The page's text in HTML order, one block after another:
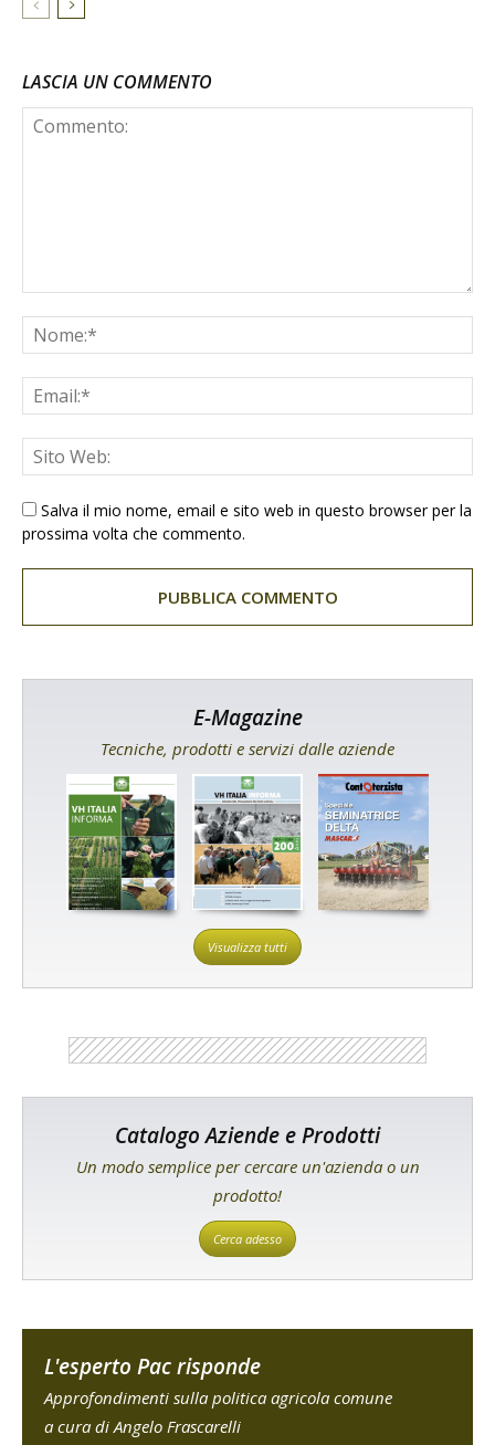
LASCIA UN COMMENTO
Salva il mio nome, email e sito web in questo browser per la
prossima volta che commento.
E-Magazine
Tecniche, prodotti e servizi dalle aziende
Visualizza tutti
Catalogo Aziende e Prodotti
Un modo semplice per cercare un'azienda o un
prodotto!
Cerca adesso
L'esperto Pac risponde
Approfondimenti sulla politica agricola comune
a cura di Angelo Frascarelli